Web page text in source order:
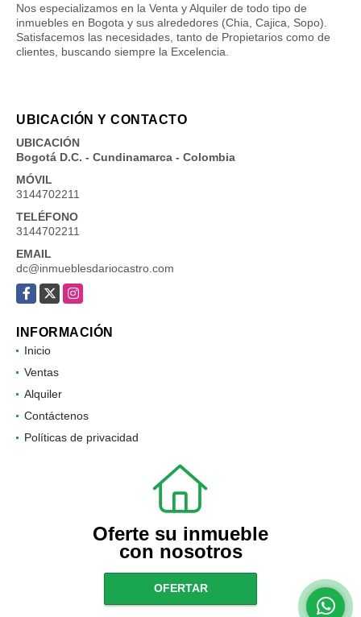
Nos especializamos en la Venta y Alquiler de todo tipo de
inmuebles en Bogota y sus alrededores (Chia, Cajica, Sopo).
Satisfacemos las necesidades, tanto de Propietarios como de
clientes, buscando siempre la Excelencia.
UBICACIÓN Y CONTACTO
UBICACIÓN
Bogotá D.C. - Cundinamarca - Colombia
MÓVIL
3144702211
TELÉFONO
3144702211
EMAIL
dc@inmueblesdariocastro.com
Facebook
X Instagram
INFORMACIÓN
Inicio
Ventas
Alquiler
Contáctenos
Políticas de privacidad
Oferte su inmueble
con nosotros
OFERTAR